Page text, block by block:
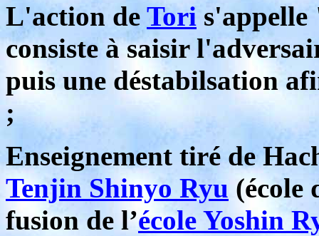
L'action de Tori
consiste à saisir
puis une déstabilsation
;
Enseignement tiré de
Tenjin Shinyo Ryu
fusion de l’école Yoshin